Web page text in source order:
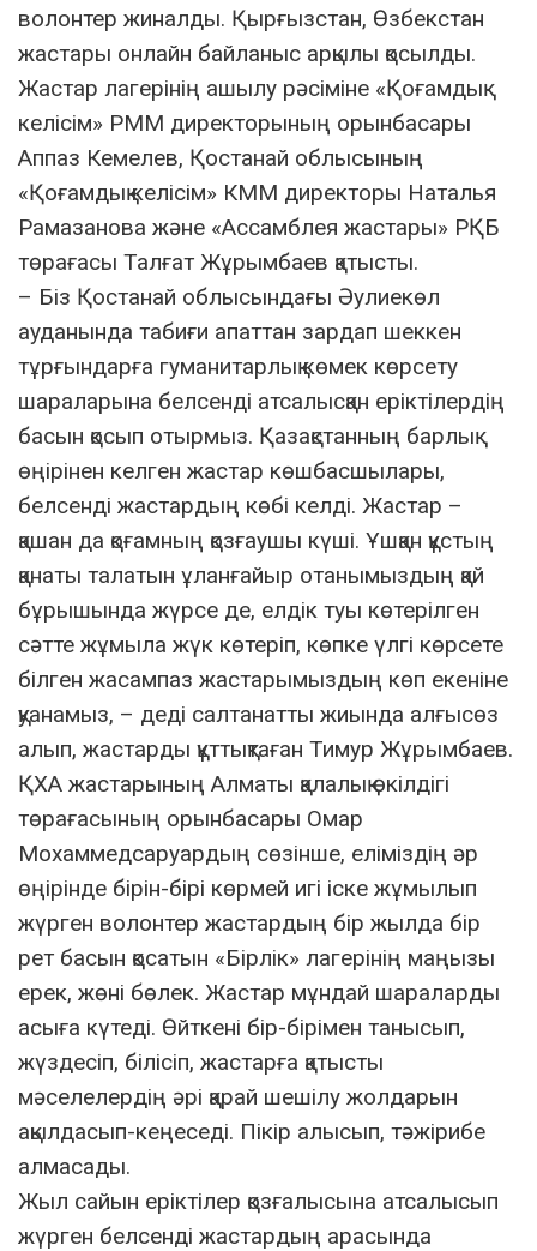
волонтер жиналды. Қырғызстан, Өзбекстан
жастары онлайн байланыс арқылы қосылды.
Жастар лагерінің ашылу рәсіміне «Қоғамдық
келісім» РММ директорының орынбасары
Аппаз Кемелев, Қостанай облысының
«Қоғамдық келісім» КММ директоры Наталья
Рамазанова және «Ассамблея жастары» РҚБ
төрағасы Талғат Жұрымбаев қатысты.
– Біз Қостанай облысындағы Әулиекөл
ауданында табиғи апаттан зардап шеккен
тұрғындарға гуманитарлық көмек көрсету
шараларына белсенді атсалысқан еріктілердің
басын қосып отырмыз. Қазақстанның барлық
өңірінен келген жастар көшбасшылары,
белсенді жастардың көбі келді. Жастар –
қашан да қоғамның қозғаушы күші. Ұшқан құстың
қанаты талатын ұланғайыр отанымыздың қай
бұрышында жүрсе де, елдік туы көтерілген
сәтте жұмыла жүк көтеріп, көпке үлгі көрсете
білген жасампаз жастарымыздың көп екеніне
қуанамыз, – деді салтанатты жиында алғысөз
алып, жастарды құттықтаған Тимур Жұрымбаев.
ҚХА жастарының Алматы қалалық өкілдігі
төрағасының орынбасары Омар
Мохаммедсаруардың сөзінше, еліміздің әр
өңірінде бірін-бірі көрмей игі іске жұмылып
жүрген волонтер жастардың бір жылда бір
рет басын қосатын «Бірлік» лагерінің маңызы
ерек, жөні бөлек. Жастар мұндай шараларды
асыға күтеді. Өйткені бір-бірімен танысып,
жүздесіп, білісіп, жастарға қатысты
мәселелердің әрі қарай шешілу жолдарын
ақылдасып-кеңеседі. Пікір алысып, тәжірибе
алмасады.
Жыл сайын еріктілер қозғалысына атсалысып
жүрген белсенді жастардың арасында